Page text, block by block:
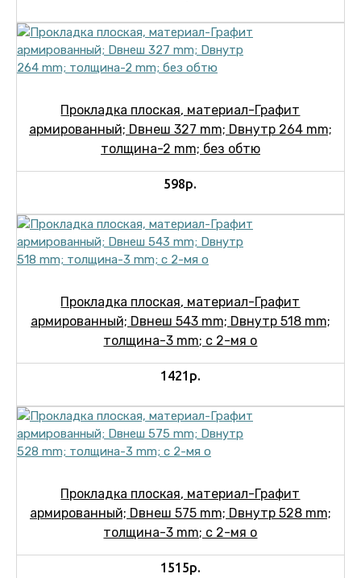
Прокладка плоская, материал-Графит
армированный; Dвнеш 327 mm; Dвнутр 264 mm;
толщина-2 mm; без обтю
598р.
Прокладка плоская, материал-Графит
армированный; Dвнеш 543 mm; Dвнутр 518 mm;
толщина-3 mm; c 2-мя о
1421р.
Прокладка плоская, материал-Графит
армированный; Dвнеш 575 mm; Dвнутр 528 mm;
толщина-3 mm; c 2-мя о
1515р.